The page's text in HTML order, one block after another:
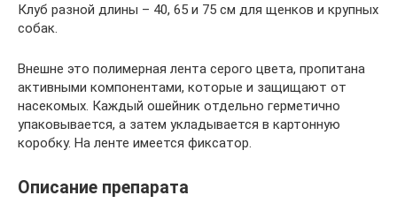
Клуб разной длины – 40, 65 и 75 см для щенков и крупных
собак.
Внешне это полимерная лента серого цвета, пропитана
активными компонентами, которые и защищают от
насекомых. Каждый ошейник отдельно герметично
упаковывается, а затем укладывается в картонную
коробку. На ленте имеется фиксатор.
Описание препарата